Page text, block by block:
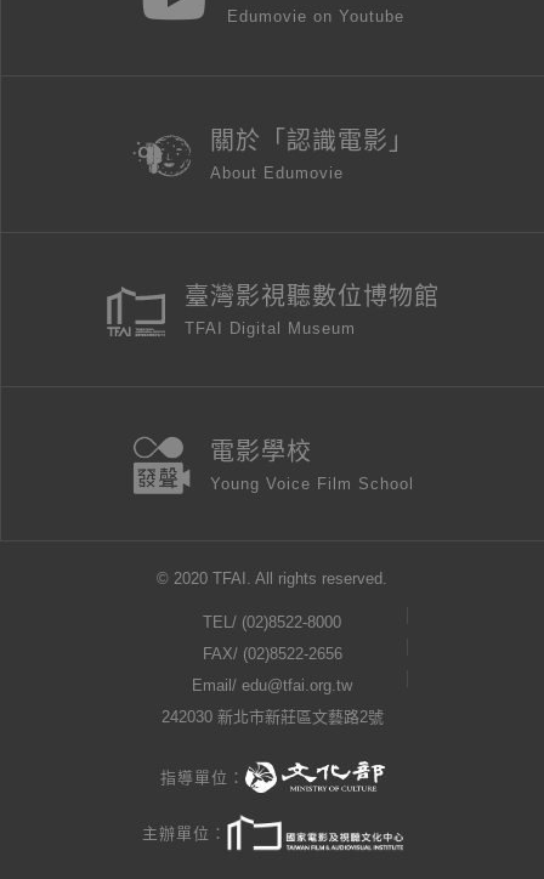
Edumovie on Youtube
關於「認識電影」
About Edumovie
臺灣影視聽數位博物館
TFAI Digital Museum
電影學校
Young Voice Film School
© 2020 TFAI. All rights reserved.
TEL/ (02)8522-8000
FAX/ (02)8522-2656
Email/ edu@tfai.org.tw
242030 新北市新莊區文藝路2號
指導單位：
主辦單位：